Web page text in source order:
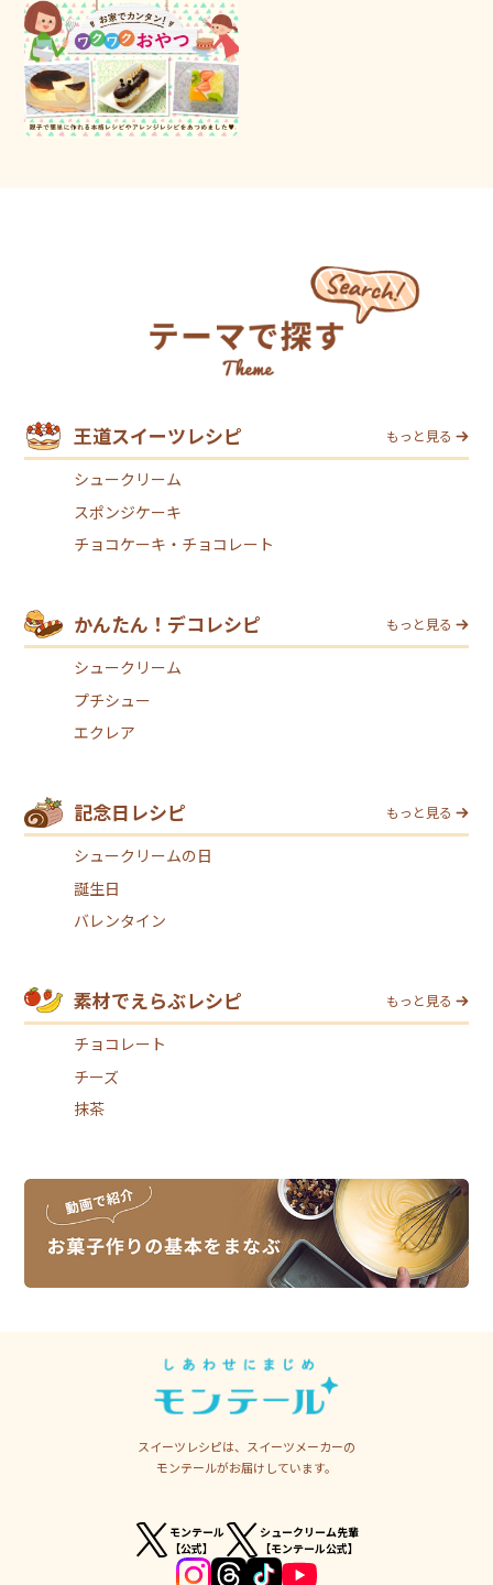
王道スイーツレシピ もっと見る
シュークリーム
スポンジケーキ
チョコケーキ・チョコレート
かんたん！デコレシピ もっと見る
シュークリーム
プチシュー
エクレア
記念日レシピ もっと見る
シュークリームの日
誕生日
バレンタイン
素材でえらぶレシピ もっと見る
チョコレート
チーズ
抹茶
スイーツレシピは、スイーツメーカーの
モンテールがお届けしています。
モンテール
【公式】
シュークリーム先輩
【モンテール公式】